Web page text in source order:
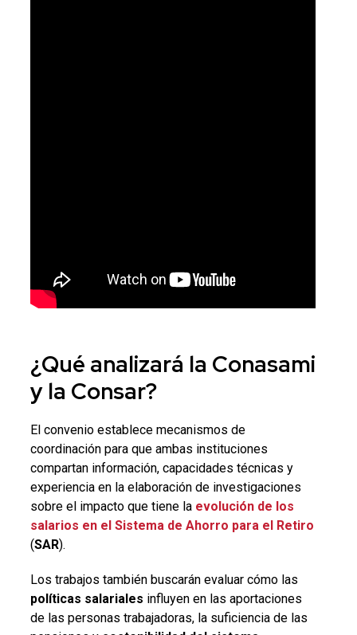
¿Qué analizará la Conasami
y la Consar?
El convenio establece mecanismos de
coordinación para que ambas instituciones
compartan información, capacidades técnicas y
experiencia en la elaboración de investigaciones
sobre el impacto que tiene la evolución de los
salarios en el Sistema de Ahorro para el Retiro
(SAR).
Los trabajos también buscarán evaluar cómo las
políticas salariales influyen en las aportaciones
de las personas trabajadoras, la suficiencia de las